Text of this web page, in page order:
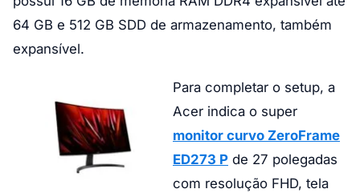
64 GB e 512 GB SDD de armazenamento, também
expansível.
Para completar o setup, a
Acer indica o super
monitor curvo ZeroFrame
ED273 P de 27 polegadas
com resolução FHD, tela